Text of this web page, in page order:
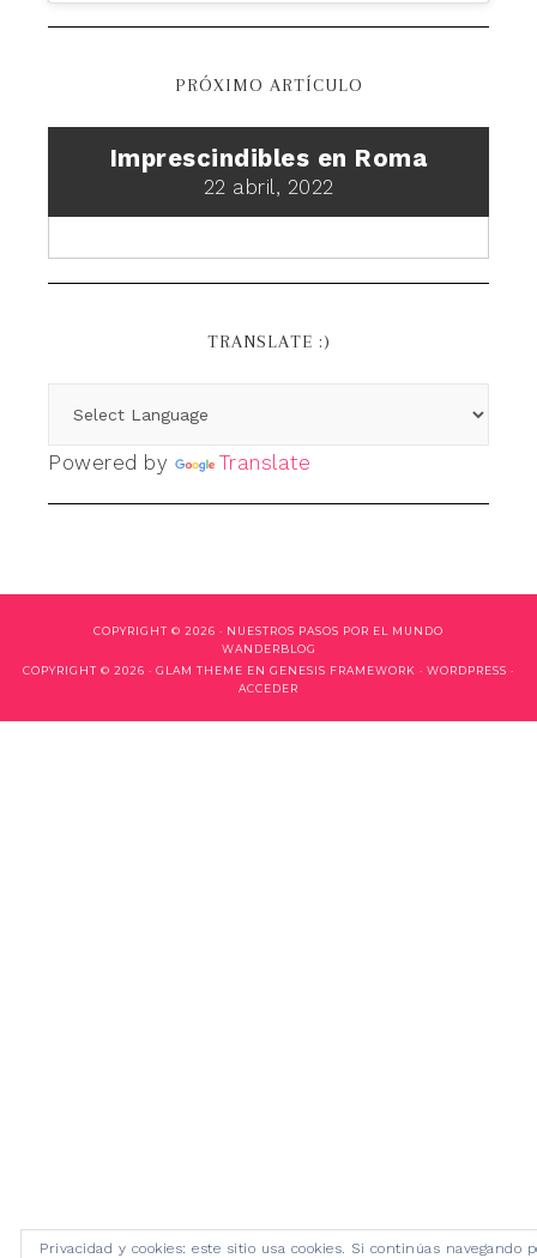
PRÓXIMO ARTÍCULO
Imprescindibles en Roma
22 abril, 2022
TRANSLATE :)
Powered by Translate
COPYRIGHT © 2026 · NUESTROS PASOS POR EL MUNDO
WANDERBLOG
COPYRIGHT © 2026 · GLAM THEME EN GENESIS FRAMEWORK · WORDPRESS ·
ACCEDER
Privacidad y cookies: este sitio usa cookies. Si continúas navegando